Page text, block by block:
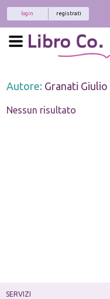
registrati
login
Autore: Granati Giulio
Nessun risultato
SERVIZI